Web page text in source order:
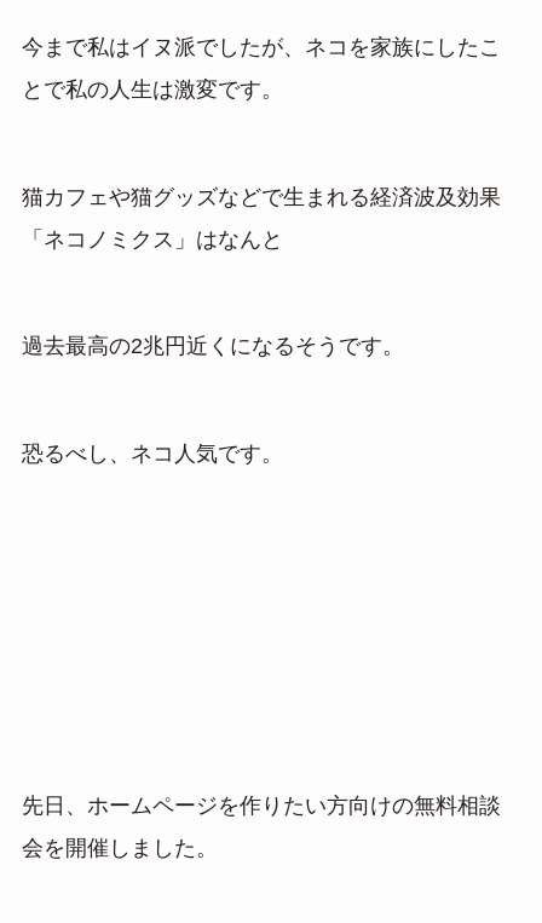
今まで私はイヌ派でしたが、ネコを家族にしたこ
とで私の人生は激変です。
猫カフェや猫グッズなどで生まれる経済波及効果
「ネコノミクス」はなんと
過去最高の2兆円近くになるそうです。
恐るべし、ネコ人気です。
先日、ホームページを作りたい方向けの無料相談
会を開催しました。